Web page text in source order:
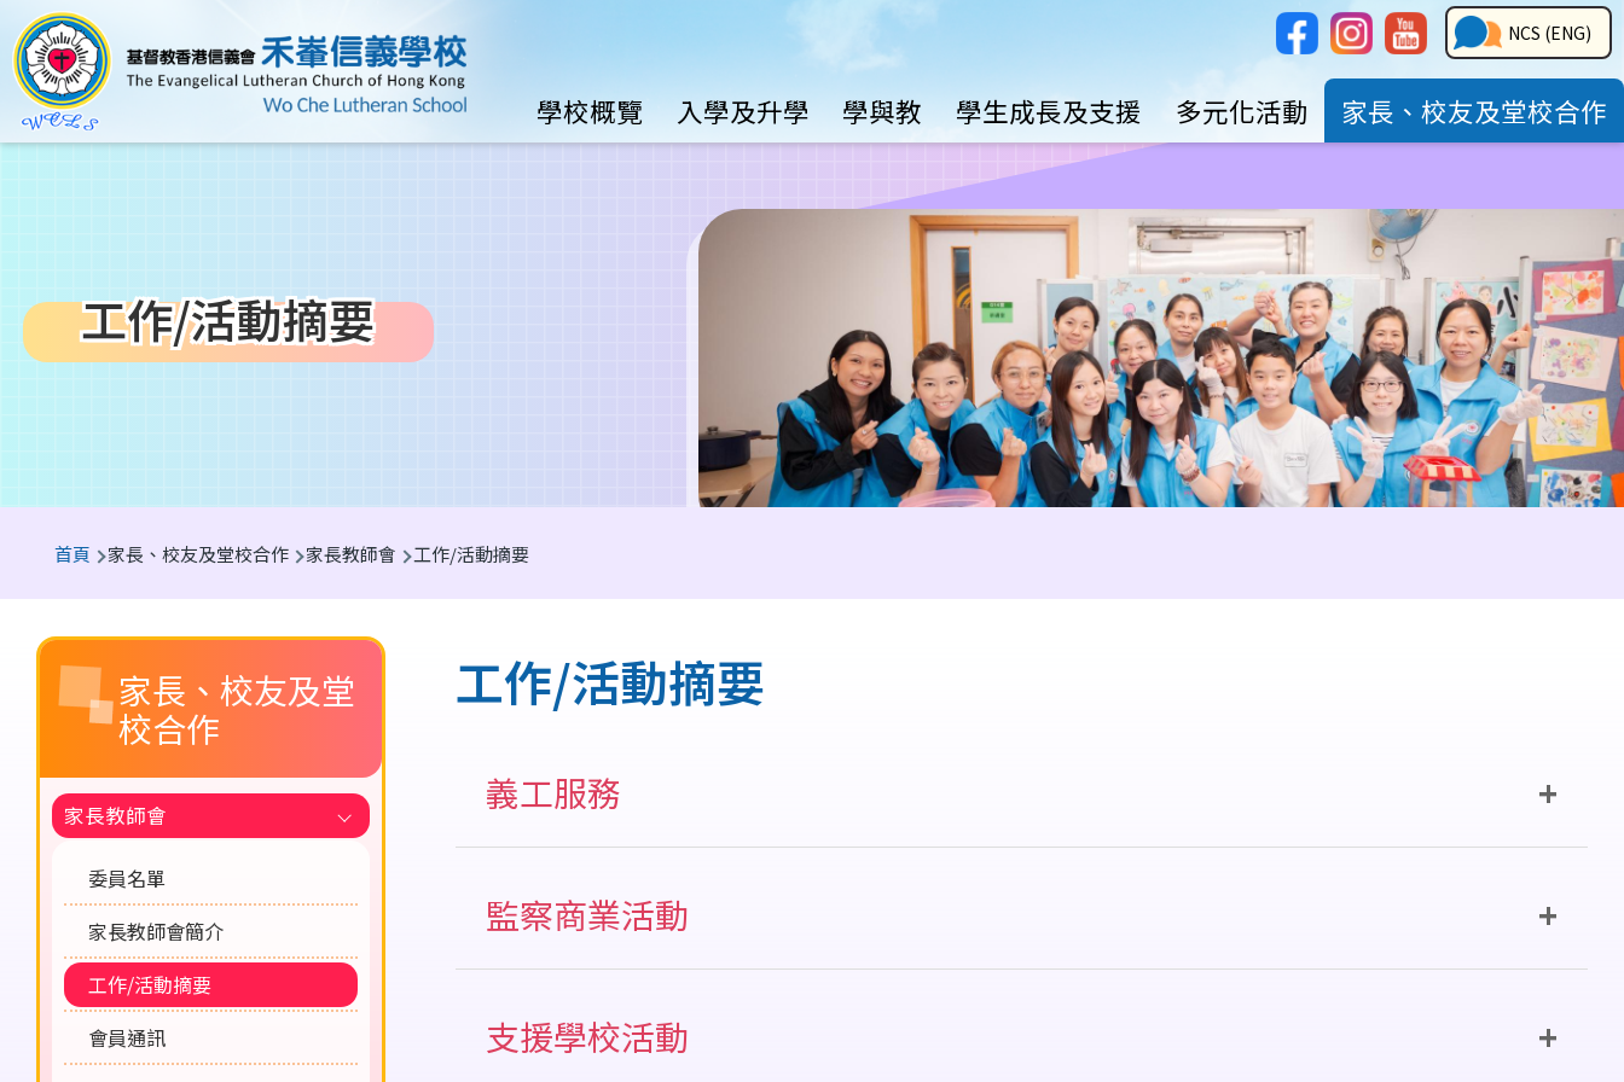
移至主內容
Social
Media
NCS
Button
NCS (ENG)
Main
navigation
學校概覽 入學及升學 學與教 學生成長及支援 多元化活動 家長、校友及堂校合作
工作/活動摘要
導
航
連
結
首頁 家長、校友及堂校合作 家長教師會 工作/活動摘要
工作/活動摘要
義工服務
校服回收運動
協助製作教具 / 包圖書
故事媽媽
監察商業活動
監察商業宣傳
支援學校活動
Main
navigation
家長、校友及堂
校合作
家長教師會
委員名單
家長教師會簡介
工作/活動摘要
會員通訊